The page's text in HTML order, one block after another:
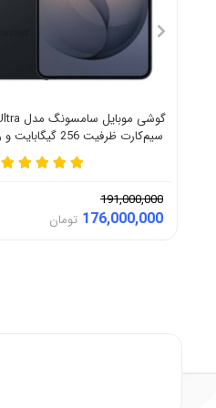
ویتنام - بدون رجیستر
191,000,000
176,000,000 تومان